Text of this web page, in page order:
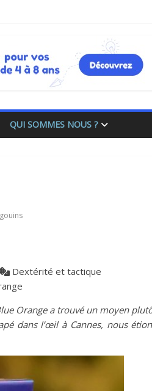
QUI SOMMES NOUS ?
Dextérité et tactique
Orange a trouvé un moyen
dans l’œil à Cannes, nous